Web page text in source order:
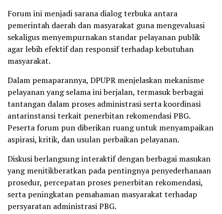
Forum ini menjadi sarana dialog terbuka antara
pemerintah daerah dan masyarakat guna mengevaluasi
sekaligus menyempurnakan standar pelayanan publik
agar lebih efektif dan responsif terhadap kebutuhan
masyarakat.
Dalam pemaparannya, DPUPR menjelaskan mekanisme
pelayanan yang selama ini berjalan, termasuk berbagai
tantangan dalam proses administrasi serta koordinasi
antarinstansi terkait penerbitan rekomendasi PBG.
Peserta forum pun diberikan ruang untuk menyampaikan
aspirasi, kritik, dan usulan perbaikan pelayanan.
Diskusi berlangsung interaktif dengan berbagai masukan
yang menitikberatkan pada pentingnya penyederhanaan
prosedur, percepatan proses penerbitan rekomendasi,
serta peningkatan pemahaman masyarakat terhadap
persyaratan administrasi PBG.